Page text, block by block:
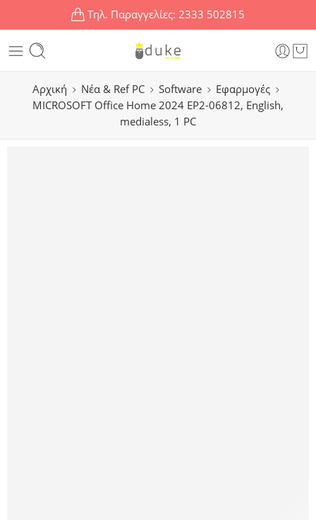
Τηλ. Παραγγελίες: 2333 502815
Αρχική Νέα & Ref PC Software
Εφαρμογές
MICROSOFT Office Home 2024 EP2-06812, English,
medialess, 1 PC